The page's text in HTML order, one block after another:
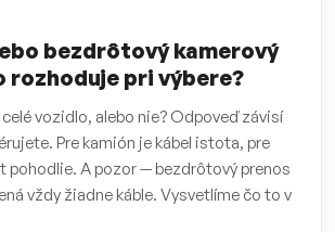
bezdrôtový kamerový
rozhoduje pri výbere?
vozidlo, alebo nie? Odpoveď závisí
Pre kamión je kábel istota, pre
pohodlie. A pozor — bezdrôtový prenos
vždy žiadne káble. Vysvetlíme čo to v